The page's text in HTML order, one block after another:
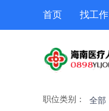
首页 找工作
职位类别： 全部